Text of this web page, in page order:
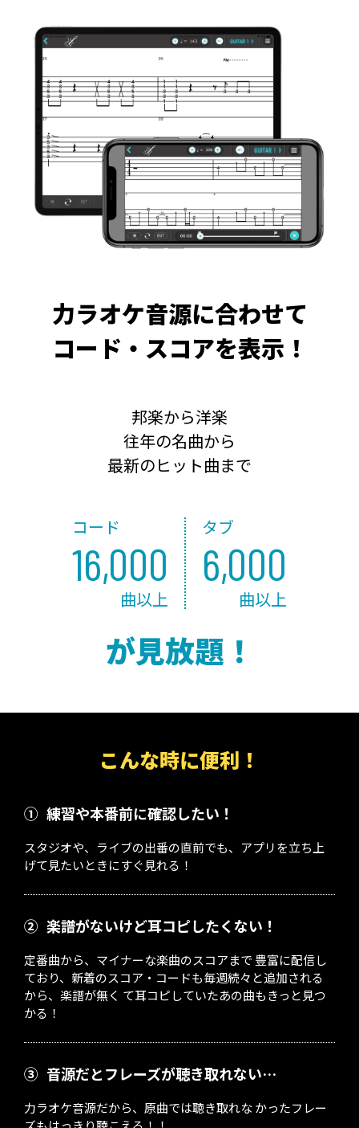
力ラオケ音源に合わせて
コード・スコアを表示！
邦楽から洋楽
往年の名曲から
最新のヒット曲まで
コード
16,000
曲以上
タブ
6,000
曲以上
が見放題！
こんな時に便利！
① 練習や本番前に確認したい！
スタジオや、ライブの出番の直前でも、アプリを立ち上
げて見たいときにすぐ見れる！
② 楽譜がないけど耳コピしたくない！
定番曲から、マイナーな楽曲のスコアまで 豊富に配信し
ており、新着のスコア・コードも毎週続々と追加される
から、楽譜が無く て耳コピしていたあの曲もきっと見つ
かる！
③ 音源だとフレーズが聴き取れない…
力ラオケ音源だから、原曲では聴き取れな かったフレー